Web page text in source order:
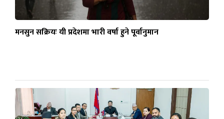
मनसुन सक्रियः यी प्रदेशमा भारी वर्षा हुने पूर्वानुमान